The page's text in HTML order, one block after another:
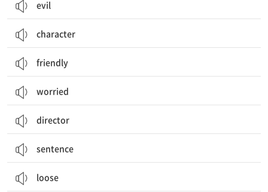
evil
character
friendly
worried
director
sentence
loose